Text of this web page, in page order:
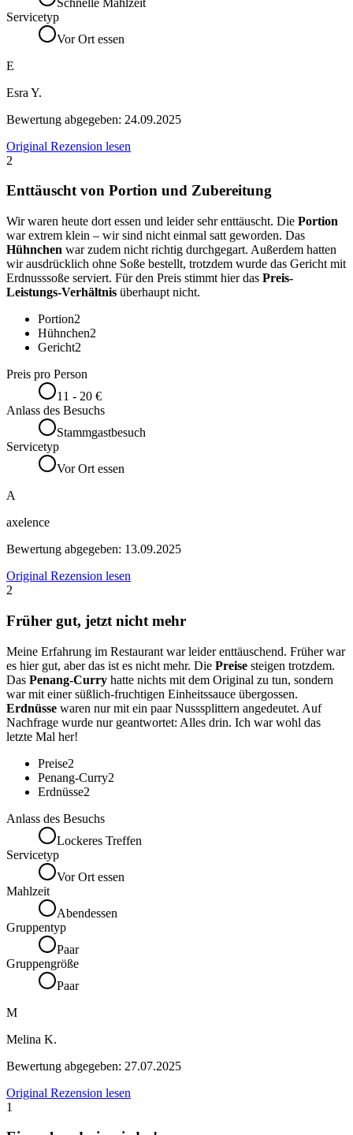
Servicetyp
Vor Ort essen
E
Esra Y.
Bewertung abgegeben: 24.09.2025
Original Rezension lesen
2
Enttäuscht von Portion und Zubereitung
Wir waren heute dort essen und leider sehr enttäuscht. Die Portion
war extrem klein – wir sind nicht einmal satt geworden. Das
Hühnchen war zudem nicht richtig durchgegart. Außerdem hatten
wir ausdrücklich ohne Soße bestellt, trotzdem wurde das Gericht mit
Erdnusssoße serviert. Für den Preis stimmt hier das Preis-
Leistungs-Verhältnis überhaupt nicht.
Portion2
Hühnchen2
Gericht2
Preis pro Person
11 - 20 €
Anlass des Besuchs
Stammgastbesuch
Servicetyp
Vor Ort essen
A
axelence
Bewertung abgegeben: 13.09.2025
Original Rezension lesen
2
Früher gut, jetzt nicht mehr
Meine Erfahrung im Restaurant war leider enttäuschend. Früher war
es hier gut, aber das ist es nicht mehr. Die Preise steigen trotzdem.
Das Penang-Curry hatte nichts mit dem Original zu tun, sondern
war mit einer süßlich-fruchtigen Einheitssauce übergossen.
Erdnüsse waren nur mit ein paar Nusssplittern angedeutet. Auf
Nachfrage wurde nur geantwortet: Alles drin. Ich war wohl das
letzte Mal her!
Preise2
Penang-Curry2
Erdnüsse2
Anlass des Besuchs
Lockeres Treffen
Servicetyp
Vor Ort essen
Mahlzeit
Abendessen
Gruppentyp
Paar
Gruppengröße
Paar
M
Melina K.
Bewertung abgegeben: 27.07.2025
Original Rezension lesen
1